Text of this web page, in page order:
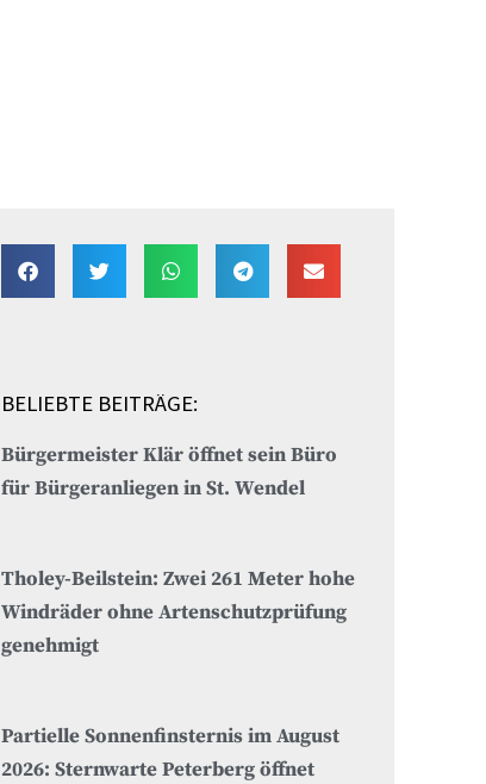
BELIEBTE BEITRÄGE:
Bürgermeister Klär öffnet sein Büro
für Bürgeranliegen in St. Wendel
Tholey-Beilstein: Zwei 261 Meter hohe
Windräder ohne Artenschutzprüfung
genehmigt
Partielle Sonnenfinsternis im August
2026: Sternwarte Peterberg öffnet